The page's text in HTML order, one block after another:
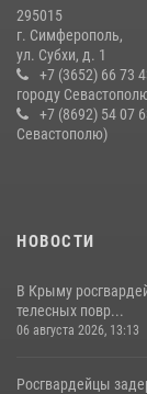
10 июля 2026, 15:10
295015
г. Симферополь,
ул. Субхи, д. 1
+7 (3652) 66 73
городу
+7 (8692) 54 07
Севастополю)
НОВОСТИ
В Крыму
телесных повр...
06 августа 2026, 13:13
Росгвардейцы